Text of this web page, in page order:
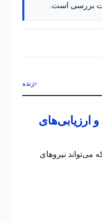
بررسی است.
زنده
ارزیابی‌های
می‌تواند نیروهای